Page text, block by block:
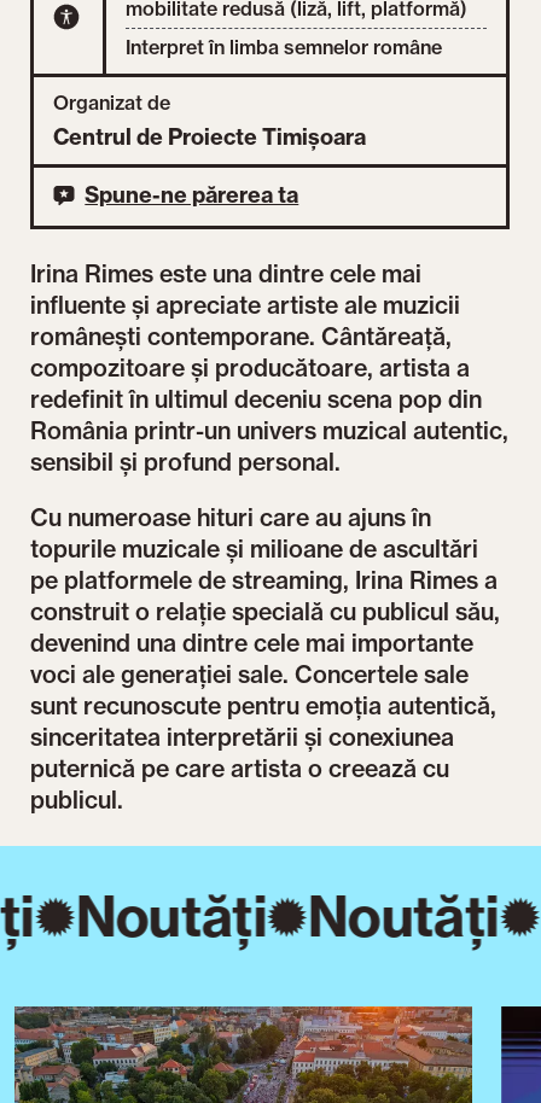
Irina Rimes este una dintre cele mai
influente și apreciate artiste ale muzicii
românești contemporane. Cântăreață,
compozitoare și producătoare, artista a
redefinit în ultimul deceniu scena pop din
România printr-un univers muzical autentic,
sensibil și profund personal.
Cu numeroase hituri care au ajuns în
topurile muzicale și milioane de ascultări
pe platformele de streaming, Irina Rimes a
construit o relație specială cu publicul său,
devenind una dintre cele mai importante
voci ale generației sale. Concertele sale
sunt recunoscute pentru emoția autentică,
sinceritatea interpretării și conexiunea
puternică pe care artista o creează cu
publicul.
mobilitate redusă (liză, lift, platformă)
Interpret în limba semnelor române
Organizat de
Centrul de Proiecte Timișoara
Spune-ne părerea ta
Noutăți Noutăți